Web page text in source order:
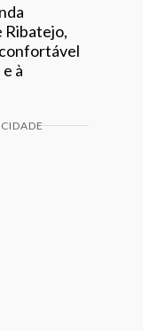
Ribatejo,
à